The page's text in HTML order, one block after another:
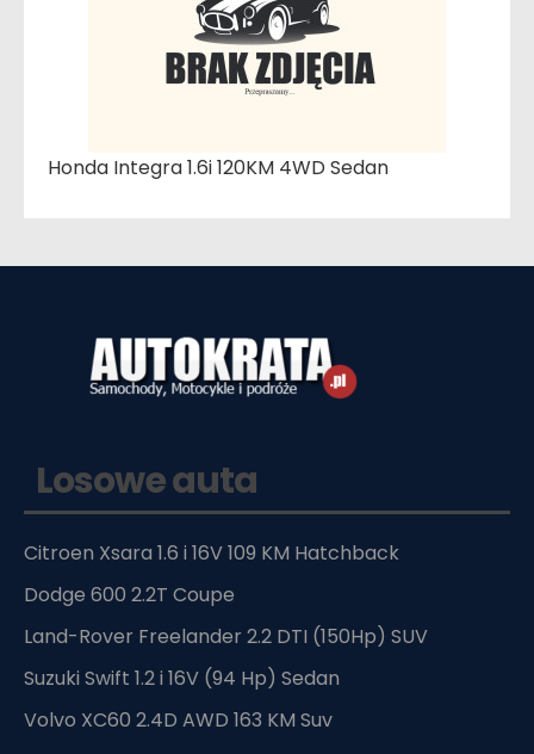
Honda Integra 1.6i 120KM 4WD Sedan
Losowe auta
Citroen Xsara 1.6 i 16V 109 KM Hatchback
Dodge 600 2.2T Coupe
Land-Rover Freelander 2.2 DTI (150Hp) SUV
Suzuki Swift 1.2 i 16V (94 Hp) Sedan
Volvo XC60 2.4D AWD 163 KM Suv